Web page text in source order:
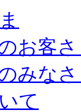
お客
みな
て